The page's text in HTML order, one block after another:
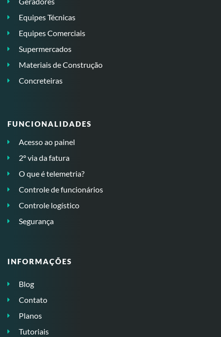
Equipes Técnicas
Equipes Comerciais
Supermercados
Materiais de Construção
Concreteiras
FUNCIONALIDADES
Acesso ao painel
2º via da fatura
O que é telemetria?
Controle de funcionários
Controle logístico
Segurança
INFORMAÇÕES
Blog
Contato
Planos
Tutoriais